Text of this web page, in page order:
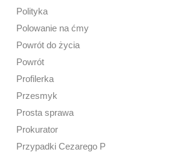
Polityka
Polowanie na ćmy
Powrót do życia
Powrót
Profilerka
Przesmyk
Prosta sprawa
Prokurator
Przypadki Cezarego P